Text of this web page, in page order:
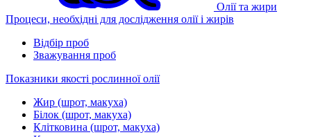
Олії та жири
Процеси, необхідні для дослідження олії і жирів
Відбір проб
Зважування проб
Показники якості рослинної олії
Жир (шрот, макуха)
Білок (шрот, макуха)
Клітковина (шрот, макуха)